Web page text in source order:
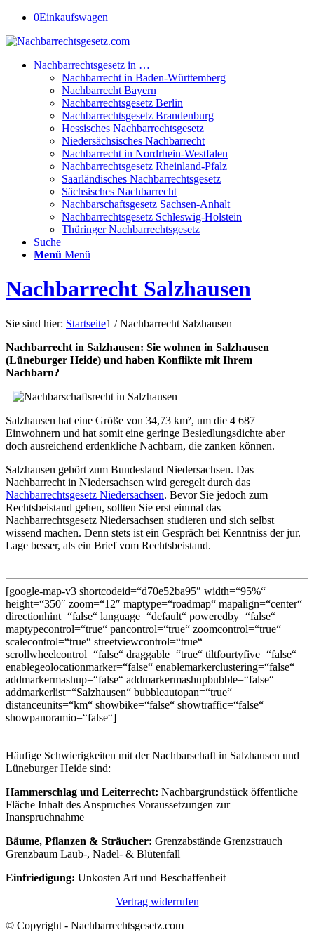
0Einkaufswagen
Nachbarrechtsgesetz in …
Nachbarrecht in Baden-Württemberg
Nachbarrecht Bayern
Nachbarrechtsgesetz Berlin
Nachbarrechtsgesetz Brandenburg
Hessisches Nachbarrechtsgesetz
Niedersächsisches Nachbarrecht
Nachbarrecht in Nordrhein-Westfalen
Nachbarrechtsgesetz Rheinland-Pfalz
Saarländisches Nachbarrechtsgesetz
Sächsisches Nachbarrecht
Nachbarschaftsgesetz Sachsen-Anhalt
Nachbarrechtsgesetz Schleswig-Holstein
Thüringer Nachbarrechtsgesetz
Suche
Menü Menü
Nachbarrecht Salzhausen
Sie sind hier: Startseite1 / Nachbarrecht Salzhausen
Nachbarrecht in Salzhausen: Sie wohnen in Salzhausen
(Lüneburger Heide) und haben Konflikte mit Ihrem
Nachbarn?
Salzhausen hat eine Größe von 34,73 km², um die 4 687
Einwohnern und hat somit eine geringe Besiedlungsdichte aber
doch ausreichend erdenkliche Nachbarn, die zanken können.
Salzhausen gehört zum Bundesland Niedersachsen. Das
Nachbarrecht in Niedersachsen wird geregelt durch das
Nachbarrechtsgesetz Niedersachsen. Bevor Sie jedoch zum
Rechtsbeistand gehen, sollten Sie erst einmal das
Nachbarrechtsgesetz Niedersachsen studieren und sich selbst
wissend machen. Denn stets ist ein Gespräch bei Kenntniss der jur.
Lage besser, als ein Brief vom Rechtsbeistand.
[google-map-v3 shortcodeid=“d70e52ba95″ width=“95%“
height=“350″ zoom=“12″ maptype=“roadmap“ mapalign=“center“
directionhint=“false“ language=“default“ poweredby=“false“
maptypecontrol=“true“ pancontrol=“true“ zoomcontrol=“true“
scalecontrol=“true“ streetviewcontrol=“true“
scrollwheelcontrol=“false“ draggable=“true“ tiltfourtyfive=“false“
enablegeolocationmarker=“false“ enablemarkerclustering=“false“
addmarkermashup=“false“ addmarkermashupbubble=“false“
addmarkerlist=“Salzhausen“ bubbleautopan=“true“
distanceunits=“km“ showbike=“false“ showtraffic=“false“
showpanoramio=“false“]
Häufige Schwierigkeiten mit der Nachbarschaft in Salzhausen und
Lüneburger Heide sind:
Hammerschlag und Leiterrecht: Nachbargrundstück öffentliche
Fläche Inhalt des Anspruches Voraussetzungen zur
Inanspruchnahme
Bäume, Pflanzen & Sträucher: Grenzabstände Grenzstrauch
Grenzbaum Laub-, Nadel- & Blütenfall
Einfriedigung: Unkosten Art und Beschaffenheit
Vertrag widerrufen
© Copyright - Nachbarrechtsgesetz.com